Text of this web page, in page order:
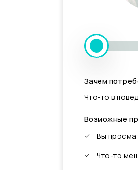
Зачем
Что-то в
Возможные
Вы
Что-то